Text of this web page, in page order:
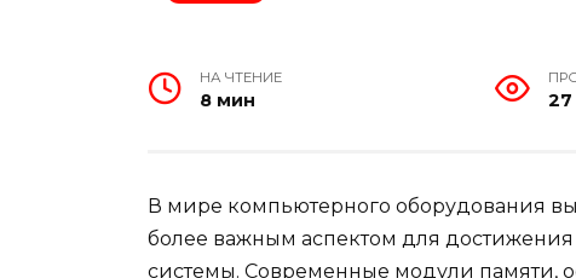
НА ЧТЕНИЕ
8 мин 27
В мире компьютерного оборудования
более важным аспектом для
системы. Современные модули памяти,